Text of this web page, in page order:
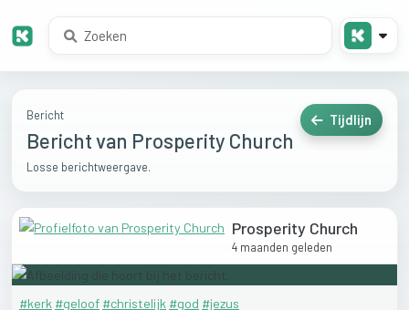
Bericht
Bericht van Prosperity Church
Losse berichtweergave.
Tijdlijn
Prosperity Church
4 maanden geleden
#kerk #geloof #christelijk #god #jezus